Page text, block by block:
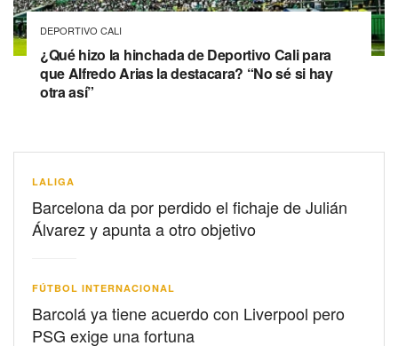
DEPORTIVO CALI
¿Qué hizo la hinchada de Deportivo Cali para
que Alfredo Arias la destacara? “No sé si hay
otra así”
LALIGA
Barcelona da por perdido el fichaje de Julián
Álvarez y apunta a otro objetivo
FÚTBOL INTERNACIONAL
Barcolá ya tiene acuerdo con Liverpool pero
PSG exige una fortuna